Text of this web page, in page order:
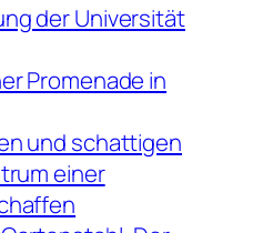
der Universität
Promenade in
und schattigen
einer